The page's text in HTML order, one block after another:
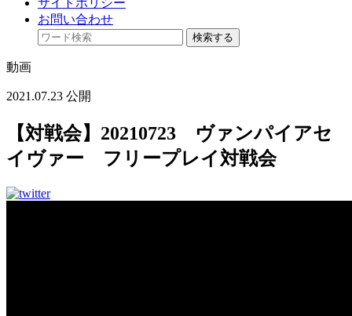
お問い合わせ
検索する
動画
2021.07.23 公開
【対戦会】20210723 ヴァンパイアセ
イヴァー フリープレイ対戦会